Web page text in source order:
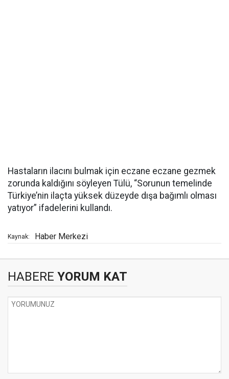
Hastaların ilacını bulmak için eczane eczane gezmek
zorunda kaldığını söyleyen Tülü, “Sorunun temelinde
Türkiye’nin ilaçta yüksek düzeyde dışa bağımlı olması
yatıyor” ifadelerini kullandı.
Kaynak: Haber Merkezi
HABERE YORUM KAT